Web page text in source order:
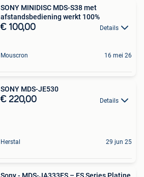
SONY MINIDISC MDS-S38 met
afstandsbediening werkt 100%
€ 100,00 Details
Mouscron 16 mei 26
SONY MDS-JE530
€ 220,00 Details
Herstal 29 jun 25